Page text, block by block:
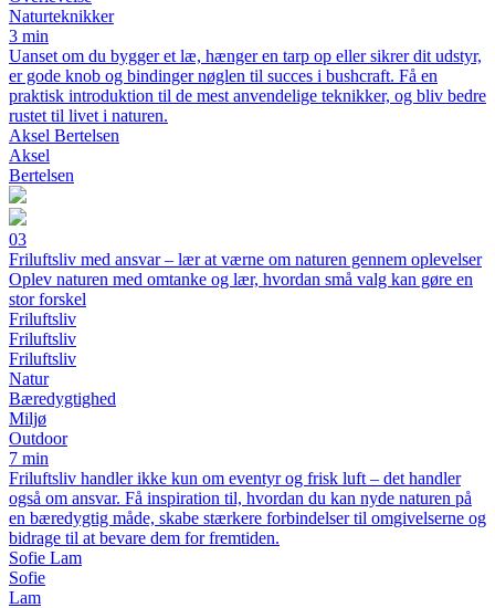
Naturteknikker
3 min
Uanset om du bygger et læ, hænger en tarp op eller sikrer dit udstyr,
er gode knob og bindinger nøglen til succes i bushcraft. Få en
praktisk introduktion til de mest anvendelige teknikker, og bliv bedre
rustet til livet i naturen.
Aksel Bertelsen
Aksel
Bertelsen
03
Friluftsliv med ansvar – lær at værne om naturen gennem oplevelser
Oplev naturen med omtanke og lær, hvordan små valg kan gøre en
stor forskel
Friluftsliv
Friluftsliv
Friluftsliv
Natur
Bæredygtighed
Miljø
Outdoor
7 min
Friluftsliv handler ikke kun om eventyr og frisk luft – det handler
også om ansvar. Få inspiration til, hvordan du kan nyde naturen på
en bæredygtig måde, skabe stærkere forbindelser til omgivelserne og
bidrage til at bevare dem for fremtiden.
Sofie Lam
Sofie
Lam